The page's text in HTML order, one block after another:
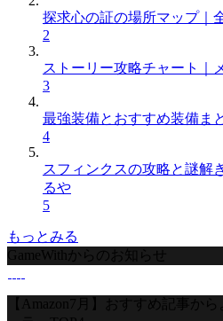
探求心の証の場所マップ｜
2
ストーリー攻略チャート｜
3
最強装備とおすすめ装備ま
4
スフィンクスの攻略と謎解
るや
5
もっとみる
GameWithからのお知らせ
【Amazon7月】おすすめ記事か